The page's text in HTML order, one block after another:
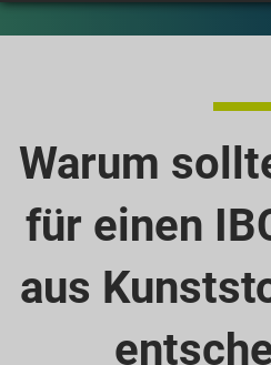
Warum
für einen
aus